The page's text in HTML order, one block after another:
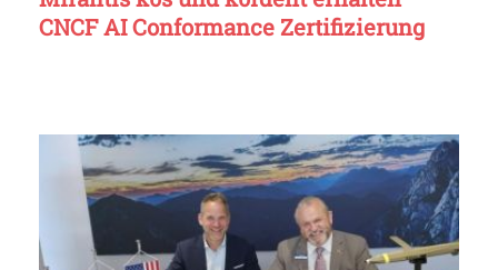
CNCF AI Conformance Zertifizierung